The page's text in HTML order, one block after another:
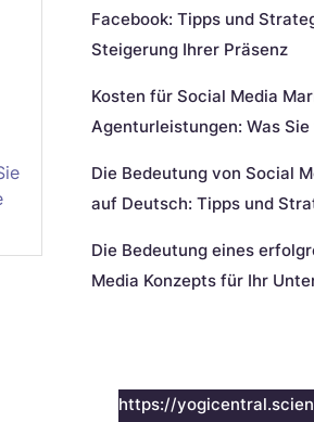
Facebook: Tipps und
Steigerung Ihrer Präsenz
Kosten für Social Media
Agenturleistungen: Was
Die Bedeutung von Social
auf Deutsch: Tipps und
Die Bedeutung eines
Media Konzepts für Ihr
https://